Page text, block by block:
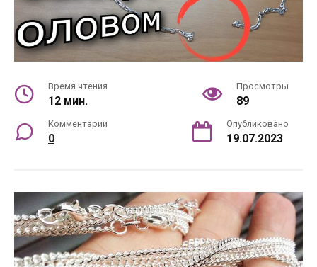
Время чтения
12 мин.
Просмотры
89
Комментарии
0
Опубликовано
19.07.2023